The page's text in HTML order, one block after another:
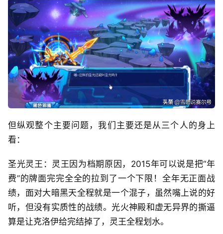
但纵观整个主要问题，我们主要还是从三个人的身上
看：
圣光灵王：灵王因为档期原因，2015年可以说是把“年
费”的牌面完完全全的拉到了一个下限！全年无正面战
绩，面对大暗黑天全程就是一个混子，虽然嘴上说的好
听，但没有实质性的战绩。光火神殿和虚无异界的撕逼
算是让克洛伊给完结掉了，灵王全程划水。